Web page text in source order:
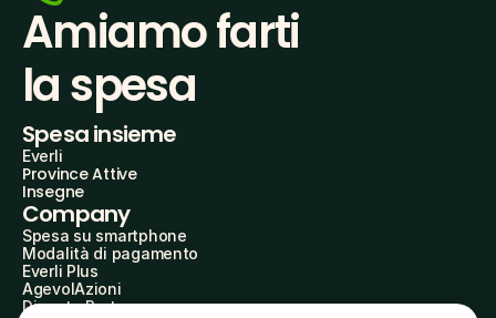
Amiamo farti
la spesa
Spesa insieme
Everli
Province Attive
Insegne
Company
Spesa su smartphone
Modalità di pagamento
Everli Plus
AgevolAzioni
Diventa Partner